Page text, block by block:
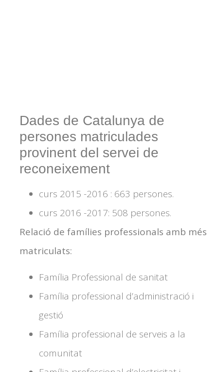
Dades de Catalunya de
persones matriculades
provinent del servei de
reconeixement
curs 2015 -2016 : 663 persones.
curs 2016 -2017: 508 persones.
Relació de famílies professionals amb més
matriculats:
Família Professional de sanitat
Família professional d’administració i
gestió
Família professional de serveis a la
comunitat